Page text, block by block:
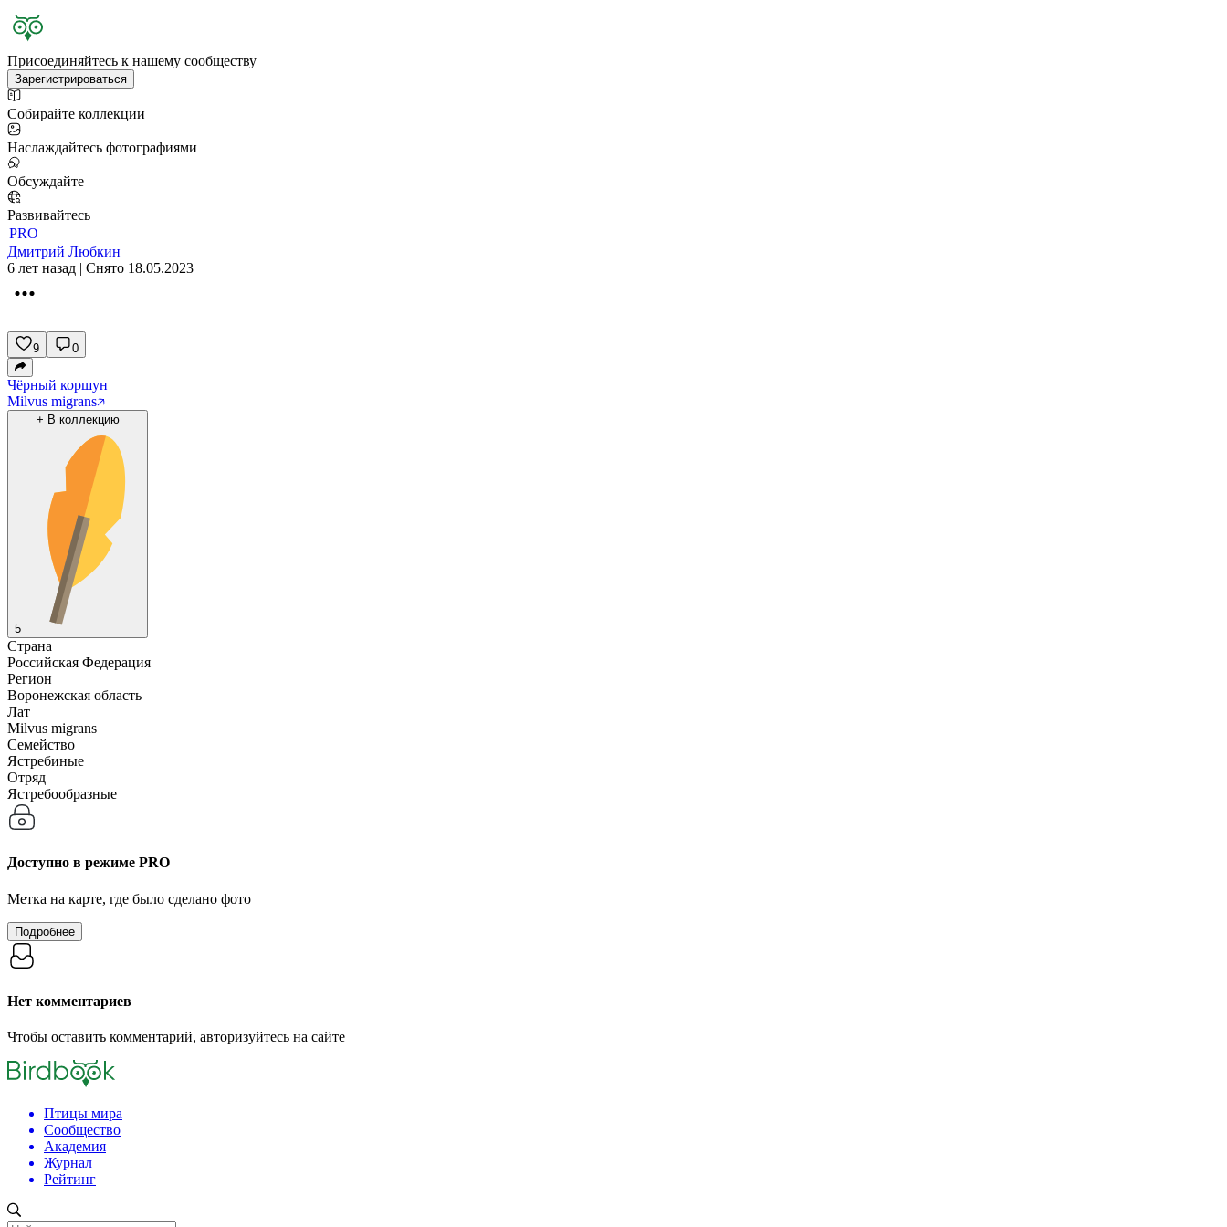
Присоединяйтесь к нашему сообществу
Зарегистрироваться
Собирайте коллекции
Наслаждайтесь фотографиями
Обсуждайте
Развивайтесь
PRO
Дмитрий Любкин
6 лет назад | Снято 18.05.2023
9 0
Чёрный коршун
Milvus migrans
+ В коллекцию
5
Страна
Российская Федерация
Регион
Воронежская область
Лат
Milvus migrans
Семейство
Ястребиные
Отряд
Ястребообразные
Доступно в режиме PRO
Метка на карте, где было сделано фото
Подробнее
Нет комментариев
Чтобы оставить комментарий, авторизуйтесь на сайте
Птицы мира
Сообщество
Академия
Журнал
Рейтинг